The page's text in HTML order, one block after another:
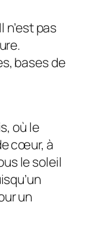
pas
bases de
où le
cœur, à
le soleil
un